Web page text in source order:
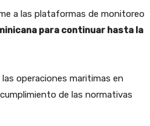
a las plataformas de monitoreo
para continuar hasta la
operaciones maritimas en
de las normativas